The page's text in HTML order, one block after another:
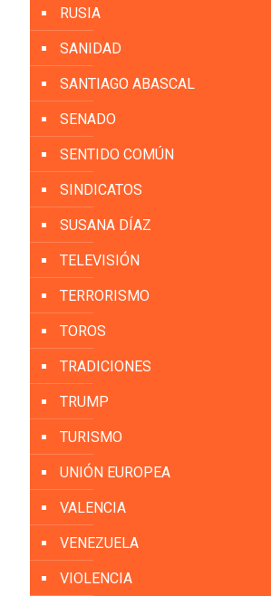
RUSIA
SANIDAD
SANTIAGO ABASCAL
SENADO
SENTIDO COMÚN
SINDICATOS
SUSANA DÍAZ
TELEVISIÓN
TERRORISMO
TOROS
TRADICIONES
TRUMP
TURISMO
UNIÓN EUROPEA
VALENCIA
VENEZUELA
VIOLENCIA